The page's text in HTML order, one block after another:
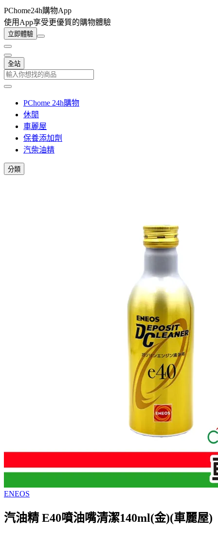
PChome24h購物App
使用App享受更優質的購物體驗
立即體驗
全站
PChome 24h購物
休閒
車麗屋
保養添加劑
汽柴油精
分類
ENEOS
汽油精 E40噴油嘴清潔140ml(金)(車麗屋)